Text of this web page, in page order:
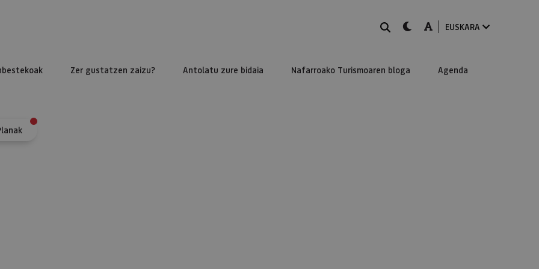
BILATUdark-mode
A-modeEUSKARA
Zer gustatzen zaizu? Antolatu zure bidaia Nafarroako Turismoaren bloga Agenda